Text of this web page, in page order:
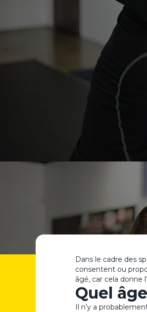
Dans le cadre des
consentent ou
âgé, car cela donne
Quel
Il n’y a